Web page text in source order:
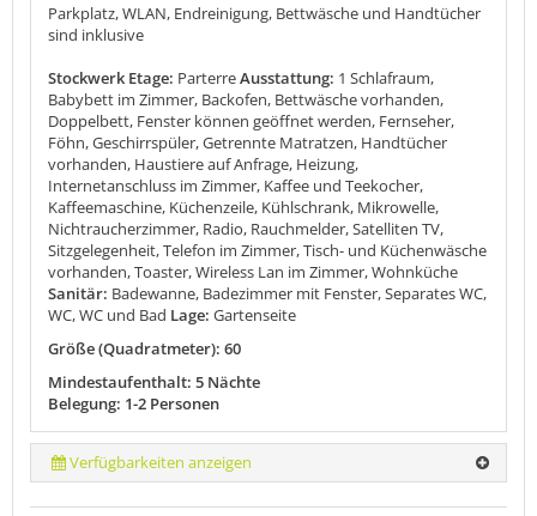
Parkplatz, WLAN, Endreinigung, Bettwäsche und Handtücher
sind inklusive
Stockwerk Etage: ParterreAusstattung: 1 Schlafraum,
Babybett im Zimmer, Backofen, Bettwäsche vorhanden,
Doppelbett, Fenster können geöffnet werden, Fernseher,
Föhn, Geschirrspüler, Getrennte Matratzen, Handtücher
vorhanden, Haustiere auf Anfrage, Heizung,
Internetanschluss im Zimmer, Kaffee und Teekocher,
Kaffeemaschine, Küchenzeile, Kühlschrank, Mikrowelle,
Nichtraucherzimmer, Radio, Rauchmelder, Satelliten TV,
Sitzgelegenheit, Telefon im Zimmer, Tisch- und Küchenwäsche
vorhanden, Toaster, Wireless Lan im Zimmer, Wohnküche
Sanitär: Badewanne, Badezimmer mit Fenster, Separates WC,
WC, WC und Bad Lage: Gartenseite
Größe (Quadratmeter): 60
Mindestaufenthalt: 5 Nächte
Belegung: 1-2 Personen
Verfügbarkeiten anzeigen